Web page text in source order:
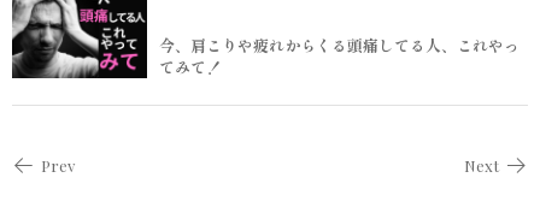
今、肩こりや疲れからくる頭痛してる人、これやっ
てみて！
Prev Next